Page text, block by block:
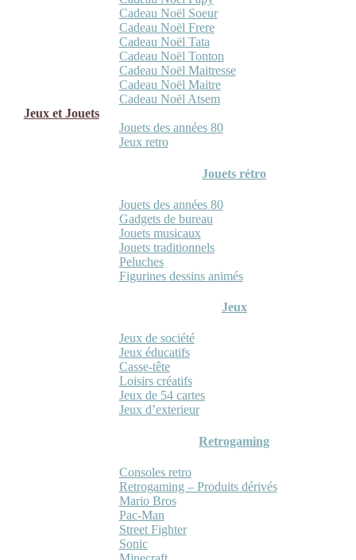
Cadeau Noël Soeur
Cadeau Noël Frere
Cadeau Noël Tata
Cadeau Noël Tonton
Cadeau Noël Maitresse
Cadeau Noël Maitre
Cadeau Noël Atsem
Jeux et Jouets
Jouets des années 80
Jeux retro
Jouets rétro
Jouets des années 80
Gadgets de bureau
Jouets musicaux
Jouets traditionnels
Peluches
Figurines dessins animés
Jeux
Jeux de société
Jeux éducatifs
Casse-tête
Loisirs créatifs
Jeux de 54 cartes
Jeux d’exterieur
Retrogaming
Consoles retro
Retrogaming – Produits dérivés
Mario Bros
Pac-Man
Street Fighter
Sonic